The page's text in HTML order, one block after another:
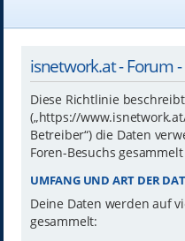
isnetwork.at - Forum
Diese Richtlinie
(„https://
Betreiber“) die Daten
Foren-Besuchs
UMFANG UND ART DER
Deine Daten werden auf
gesammelt: